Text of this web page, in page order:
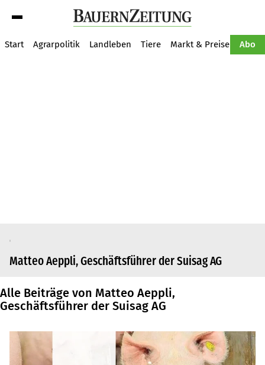
Start Agrarpolitik Landleben Tiere Markt & Preise Abo
Matteo Aeppli, Geschäftsführer der Suisag AG
Alle Beiträge von Matteo Aeppli,
Geschäftsführer der Suisag AG